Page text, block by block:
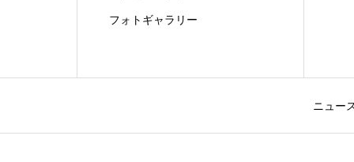
フォトギャラリー
ニュー